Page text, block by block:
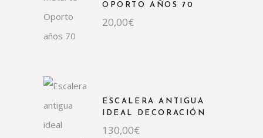
OPORTO AÑOS 70
20,00€
ESCALERA ANTIGUA
IDEAL DECORACIÓN
130,00€